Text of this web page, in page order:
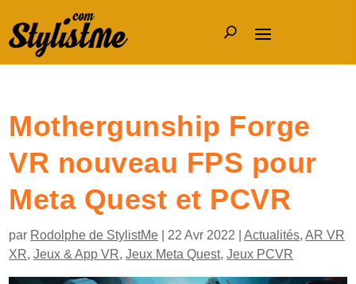
Mothergunship Forge
VR nouveau FPS pour
Meta Quest et PCVR
par Rodolphe de StylistMe 22 Avr 2022 |Actualités,AR VR
XR,Jeux & App VR,Jeux Meta Quest,Jeux PCVR